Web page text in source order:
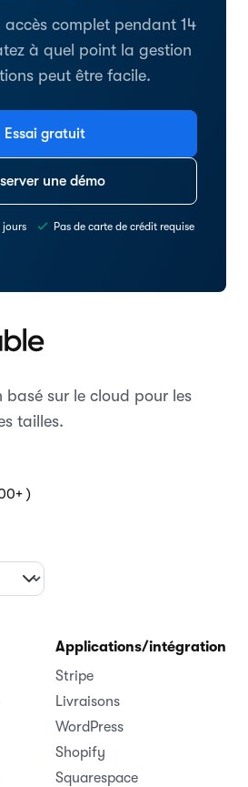
accès complet pendant 14
à quel point la gestion
peut être facile.
Essai gratuit
une démo
jours Pas de carte de crédit requise
basé sur le cloud pour les
tailles.
)
Applications/intégrations
Stripe
Livraisons
WordPress
Shopify
Squarespace